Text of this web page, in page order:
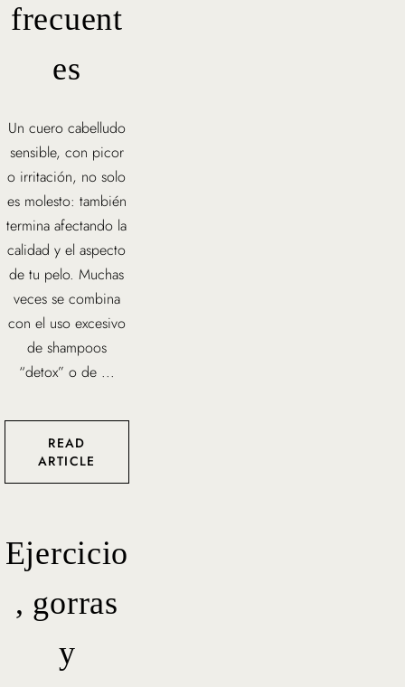
frecuent
es
Un cuero cabelludo
sensible, con picor
o irritación, no solo
es molesto: también
termina afectando la
calidad y el aspecto
de tu pelo. Muchas
veces se combina
con el uso excesivo
de shampoos
“detox” o de ...
READ
ARTICLE
Ejercicio
, gorras
y